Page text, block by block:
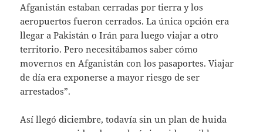
Afganistán estaban cerradas por tierra y los
aeropuertos fueron cerrados. La única opción era
llegar a Pakistán o Irán para luego viajar a otro
territorio. Pero necesitábamos saber cómo
movernos en Afganistán con los pasaportes. Viajar
de día era exponerse a mayor riesgo de ser
arrestados”.
Así llegó diciembre, todavía sin un plan de huida